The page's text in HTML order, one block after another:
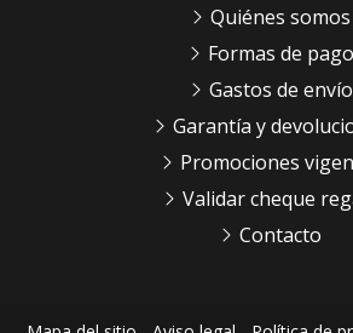
Quiénes somos
Formas de pago
Gastos de envío
Garantía y
Promociones
Validar cheque
Contacto